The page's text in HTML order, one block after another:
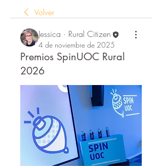
Volver
Jessica · Rural Citizen
4 de noviembre de 2025
Premios SpinUOC Rural
2026